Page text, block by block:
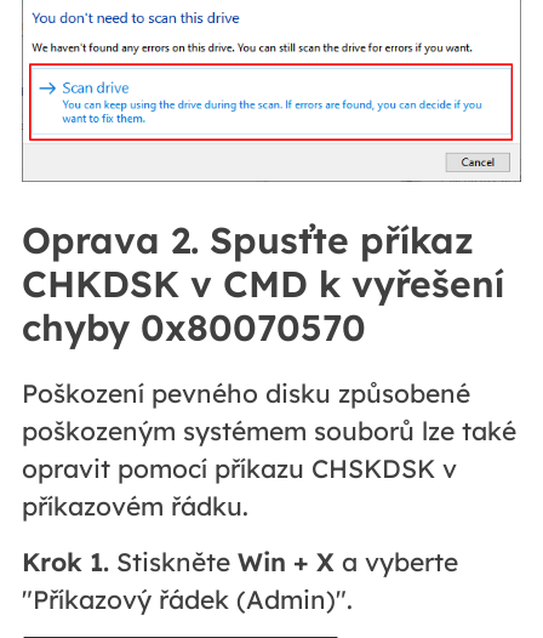
Oprava 2. Spusťte příkaz
CHKDSK v CMD k vyřešení
chyby 0x80070570
Poškození pevného disku způsobené
poškozeným systémem souborů lze také
opravit pomocí příkazu CHSKDSK v
příkazovém řádku.
Krok 1.Stiskněte Win + Xa vyberte
"Příkazový řádek (Admin)".